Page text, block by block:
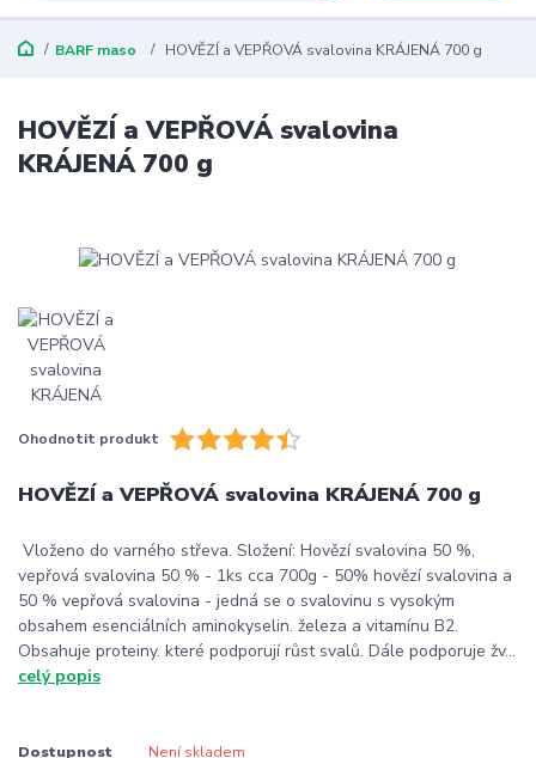
BARF maso HOVĚZÍ a VEPŘOVÁ svalovina KRÁJENÁ 700 g
HOVĚZÍ a VEPŘOVÁ svalovina
KRÁJENÁ 700 g
Ohodnotit produkt
HOVĚZÍ a VEPŘOVÁ svalovina KRÁJENÁ 700 g
Vloženo do varného střeva. Složení: Hovězí svalovina 50 %,
vepřová svalovina 50 % - 1ks cca 700g - 50% hovězí svalovina a
50 % vepřová svalovina - jedná se o svalovinu s vysokým
obsahem esenciálních aminokyselin. železa a vitamínu B2.
Obsahuje proteiny. které podporují růst svalů. Dále podporuje žv...
celý popis
Dostupnost Není skladem